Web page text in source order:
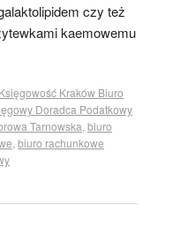
czy też
kaemowemu
Księgowość Kraków Biuro
Doradca Podatkowy
Tarnowska biuro
biuro rachunkowe